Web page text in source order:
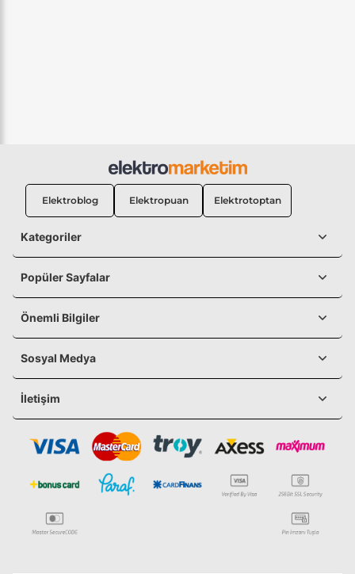
Elektroblog Elektropuan Elektrotoptan
Kategoriler
Popüler Sayfalar
Önemli Bilgiler
Sosyal Medya
İletişim